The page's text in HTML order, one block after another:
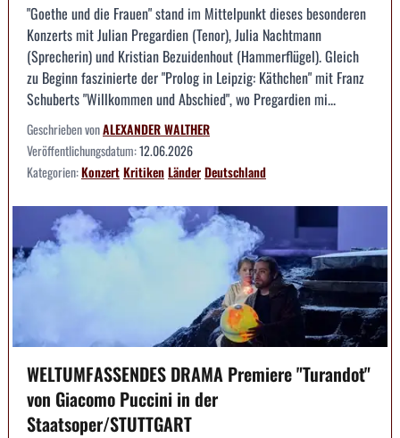
"Goethe und die Frauen" stand im Mittelpunkt dieses besonderen
Konzerts mit Julian Pregardien (Tenor), Julia Nachtmann
(Sprecherin) und Kristian Bezuidenhout (Hammerflügel). Gleich
zu Beginn faszinierte der "Prolog in Leipzig: Käthchen" mit Franz
Schuberts "Willkommen und Abschied", wo Pregardien mi...
Geschrieben vonALEXANDER WALTHER
Veröffentlichungsdatum:12.06.2026
Kategorien:KonzertKritikenLänderDeutschland
WELTUMFASSENDES DRAMA Premiere "Turandot"
von Giacomo Puccini in der
Staatsoper/STUTTGART